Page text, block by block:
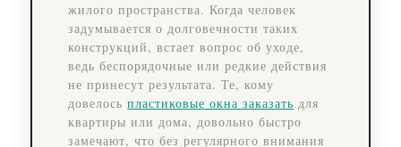
жилого пространства. Когда человек
задумывается о долговечности таких
конструкций, встает вопрос об уходе,
ведь беспорядочные или редкие действия
не принесут результата. Те, кому
довелосьпластиковые окна заказать для
квартиры или дома, довольно быстро
замечают, что без регулярного внимания